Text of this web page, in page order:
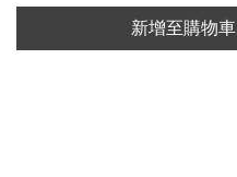
新增至購物車